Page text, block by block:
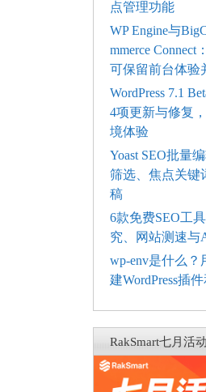
点管理功能
WP Engine与
mmerce Connect
可保留前台体验
WordPress 7.1
4项更新与修复
境体验
Yoast SEO批量
筛选、焦点关键
稿
6款免费SEO工
究、网站测速与
wp-env是什么？
建WordPress插
RakSmart七月活动